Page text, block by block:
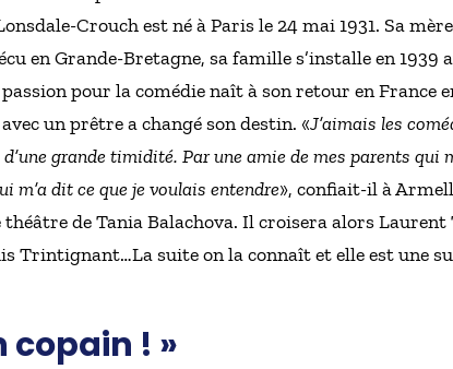
Crouch est né à Paris le 24 mai 1931. Sa
en Grande-Bretagne, sa famille s’installe en 1939
pour la comédie naît à son retour en France
un prêtre a changé son destin. «J’aimais les
grande timidité. Par une amie de mes parents qui
m’a dit ce que je voulais entendre», confiait-il à
de Tania Balachova. Il croisera alors Laurent
Trintignant…La suite on la connaît et elle est une
copain ! »